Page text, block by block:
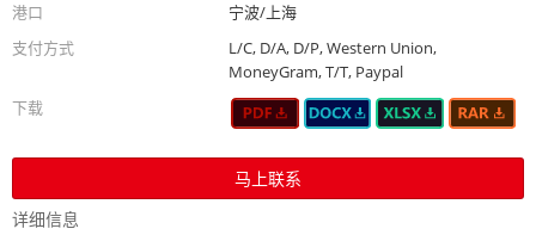
港口
宁波/上海
支付方式
L/C, D/A, D/P, Western Union,
MoneyGram, T/T, Paypal
下载
马上联系
详细信息